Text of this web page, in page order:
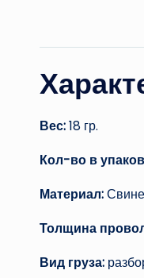
Вес:18 гр.
Кол-во в
Материал:
Толщина
Вид груза: